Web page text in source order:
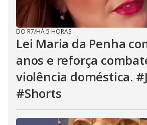
DO R7/HÁ 5 HORAS
Lei Maria da Penha
anos e reforça
violência doméstica.
#Shorts